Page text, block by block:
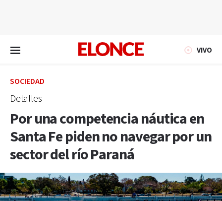
VIVO
SOCIEDAD
Detalles
Por una competencia náutica en
Santa Fe piden no navegar por un
sector del río Paraná